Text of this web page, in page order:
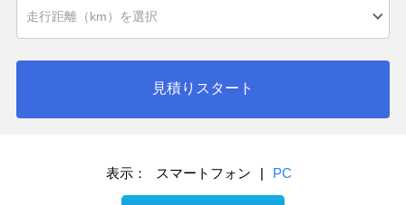
見積りスタート
表示： スマートフォン | PC